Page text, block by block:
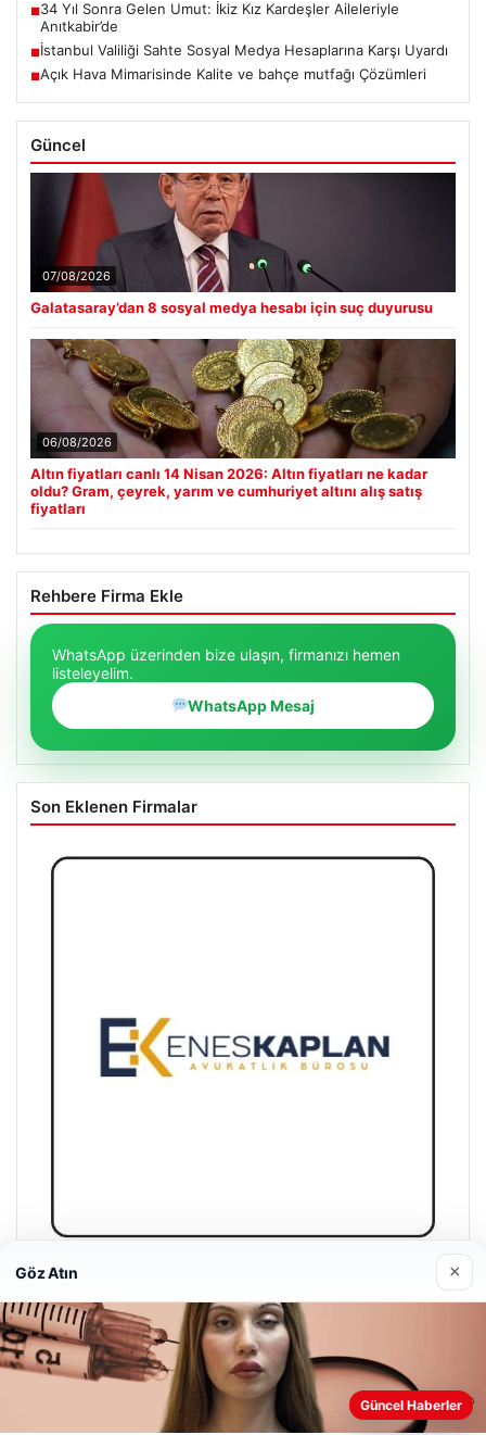
■34 Yıl Sonra Gelen Umut: İkiz Kız Kardeşler Aileleriyle
Anıtkabir’de
■İstanbul Valiliği Sahte Sosyal Medya Hesaplarına Karşı Uyardı
■Açık Hava Mimarisinde Kalite ve bahçe mutfağı Çözümleri
Güncel
07/08/2026
Galatasaray’dan 8 sosyal medya hesabı için suç duyurusu
06/08/2026
Altın fiyatları canlı 14 Nisan 2026: Altın fiyatları ne kadar
oldu? Gram, çeyrek, yarım ve cumhuriyet altını alış satış
fiyatları
Rehbere Firma Ekle
WhatsApp üzerinden bize ulaşın, firmanızı hemen
listeleyelim.
WhatsApp Mesaj
Son Eklenen Firmalar
Enes Kaplan Avukatlık Bürosu
28/04/2026
Web sitemizi nasıl kullandığınızı daha iyi anlayabilmek,
Göz Atın ×
Güncel Haberler